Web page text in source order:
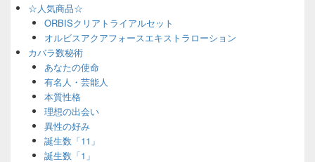
☆人気商品☆
ORBISクリアトライアルセット
オルビスアクアフォースエキストラローション
カバラ数秘術
あなたの使命
有名人・芸能人
本質性格
理想の出会い
異性の好み
誕生数「11」
誕生数「1」